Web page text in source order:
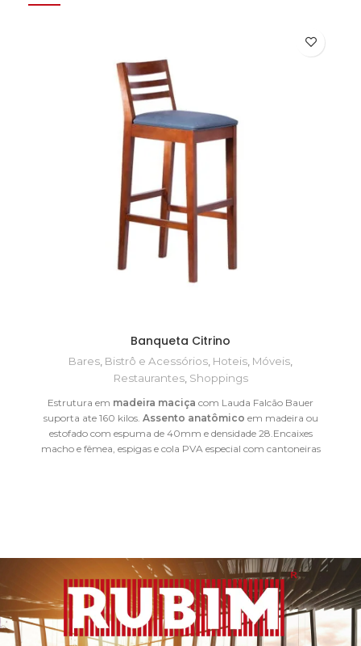
Banqueta Citrino
Bares Bistrô e Acessórios Hoteis Móveis
Restaurantes, Shoppings
Estrutura em madeira maciça com Lauda Falcão Bauer
suporta ate 160 kilos. Assento anatômico em madeira ou
estofado com espuma de 40mm e densidade 28.Encaixes
macho e fêmea, espigas e cola PVA especial com cantoneiras